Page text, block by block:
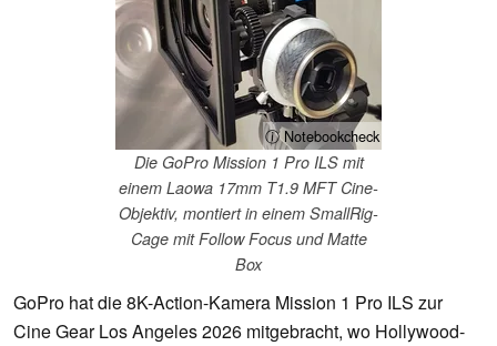
ⓘ Notebookcheck
Die GoPro Mission 1 Pro ILS mit
einem Laowa 17mm T1.9 MFT Cine-
Objektiv, montiert in einem SmallRig-
Cage mit Follow Focus und Matte
Box
GoPro hat die 8K-Action-Kamera Mission 1 Pro ILS zur
Cine Gear Los Angeles 2026 mitgebracht, wo Hollywood-